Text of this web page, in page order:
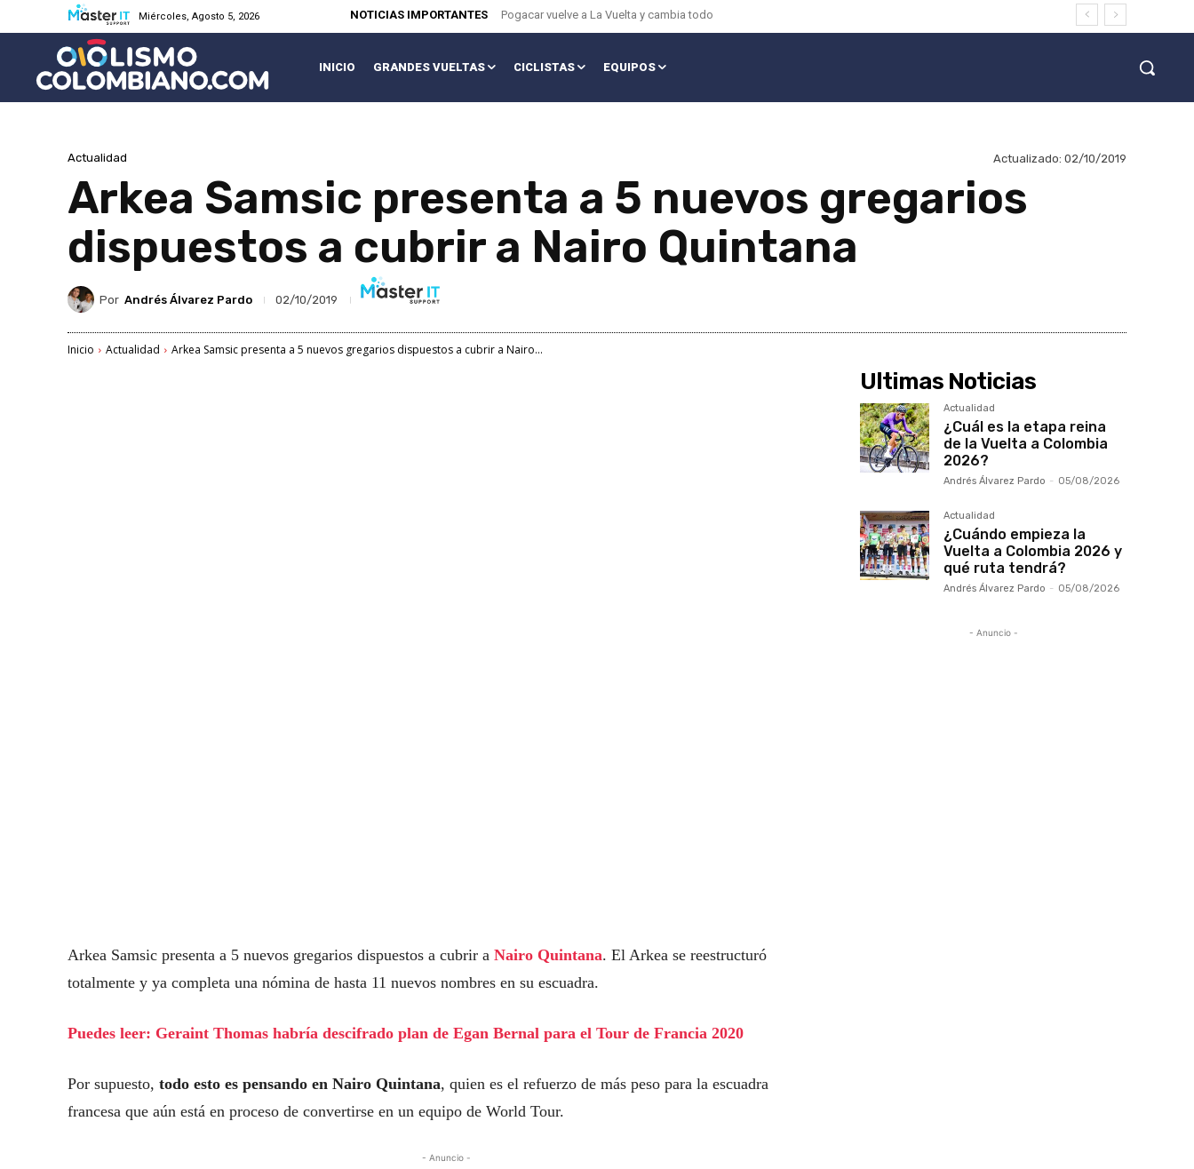
Miércoles, Agosto 5, 2026 NOTICIAS IMPORTANTES Pogacar vuelve a La Vuelta y cambia todo
INICIO GRANDES VUELTAS CICLISTAS EQUIPOS
Actualidad Actualizado: 02/10/2019
Arkea Samsic presenta a 5 nuevos gregarios
dispuestos a cubrir a Nairo Quintana
Por Andrés Álvarez Pardo 02/10/2019
Inicio Actualidad Arkea Samsic presenta a 5 nuevos gregarios dispuestos a cubrir a Nairo...
Arkea Samsic presenta a 5 nuevos gregarios dispuestos a cubrir a Nairo Quintana. El Arkea se reestructuró
totalmente y ya completa una nómina de hasta 11 nuevos nombres en su escuadra.
Puedes leer: Geraint Thomas habría descifrado plan de Egan Bernal para el Tour de Francia 2020
Por supuesto, todo esto es pensando en Nairo Quintana, quien es el refuerzo de más peso para la escuadra
francesa que aún está en proceso de convertirse en un equipo de World Tour.
- Anuncio -
Ultimas Noticias
Actualidad
¿Cuál es la etapa reina
de la Vuelta a Colombia
2026?
Andrés Álvarez Pardo - 05/08/2026
Actualidad
¿Cuándo empieza la
Vuelta a Colombia 2026 y
qué ruta tendrá?
Andrés Álvarez Pardo - 05/08/2026
- Anuncio -